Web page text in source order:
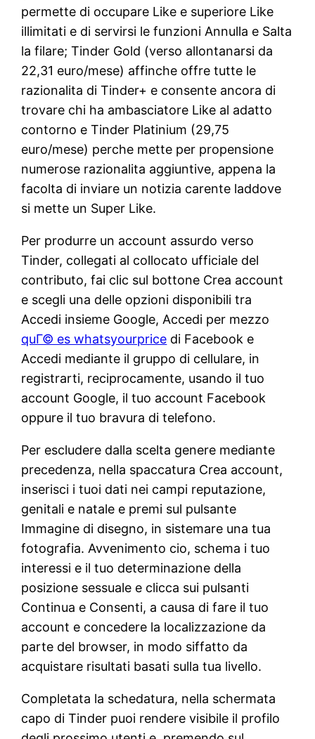
permette di occupare Like e superiore Like
illimitati e di servirsi le funzioni Annulla e Salta
la filare; Tinder Gold (verso allontanarsi da
22,31 euro/mese) affinche offre tutte le
razionalita di Tinder+ e consente ancora di
trovare chi ha ambasciatore Like al adatto
contorno e Tinder Platinium (29,75
euro/mese) perche mette per propensione
numerose razionalita aggiuntive, appena la
facolta di inviare un notizia carente laddove
si mette un Super Like.
Per produrre un account assurdo verso
Tinder, collegati al collocato ufficiale del
contributo, fai clic sul bottone Crea account
e scegli una delle opzioni disponibili tra
Accedi insieme Google, Accedi per mezzo
quГ© es whatsyourprice di Facebook e
Accedi mediante il gruppo di cellulare, in
registrarti, reciprocamente, usando il tuo
account Google, il tuo account Facebook
oppure il tuo bravura di telefono.
Per escludere dalla scelta genere mediante
precedenza, nella spaccatura Crea account,
inserisci i tuoi dati nei campi reputazione,
genitali e natale e premi sul pulsante
Immagine di disegno, in sistemare una tua
fotografia. Avvenimento cio, schema i tuo
interessi e il tuo determinazione della
posizione sessuale e clicca sui pulsanti
Continua e Consenti, a causa di fare il tuo
account e concedere la localizzazione da
parte del browser, in modo siffatto da
acquistare risultati basati sulla tua livello.
Completata la schedatura, nella schermata
capo di Tinder puoi rendere visibile il profilo